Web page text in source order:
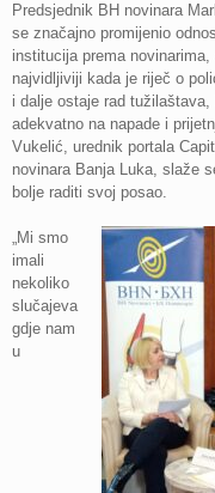
Predsjednik BH novinara
se značajno promijenio
institucija prema
najvidljiviji kada je riječ o
i dalje ostaje rad
adekvatno na napade i
Vukelić, urednik portala
novinara Banja Luka, slaže
bolje raditi svoj posao.
„Mi smo
imali
nekoliko
slučajeva
gdje nam
u